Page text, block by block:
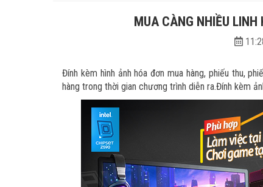
MUA CÀNG NHIỀU
Đính kèm hình ảnh hóa đơn mua hàng, phiếu thu,
hàng trong thời gian chương trình diễn ra.Đính kèm